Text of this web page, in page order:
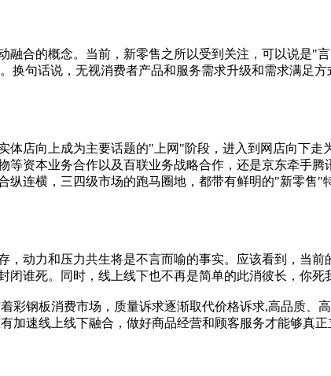
融合的概念。当前，新零售之所以受到关注，可以说是"
句话说，无视消费者产品和服务需求升级和需求满足
体店向上成为主要话题的"上网"阶段，进入到网店向下
资本业务合作以及百联业务战略合作，还是京东牵手
纵连横，三四级市场的跑马圈地，都带有鲜明的"新零售
动力和压力共生将是不言而喻的事实。应该看到，当
谁死。同时，线上线下也不再是简单的此消彼长，你死
彩钢板消费市场，质量诉求逐渐取代价格诉求,高品质、
加速线上线下融合，做好商品经营和顾客服务才能够真